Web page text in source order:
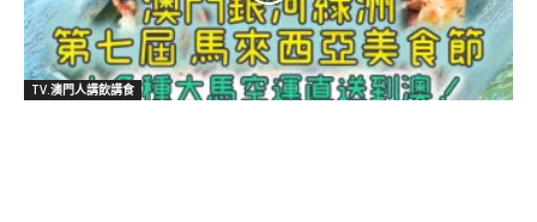
TV.澳門人講飲講食